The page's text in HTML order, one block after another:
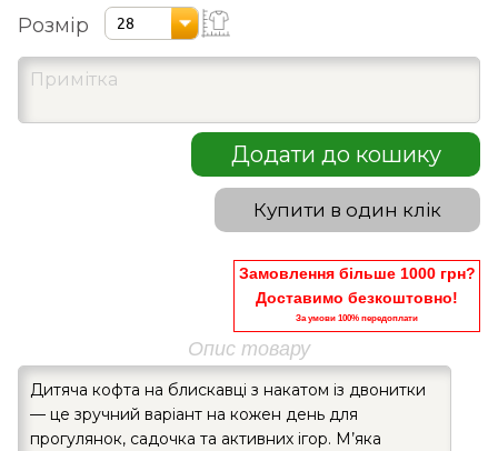
Розмір 28
Додати до кошику
Купити в один клік
Замовлення більше 1000 грн?
Доставимо безкоштовно!
За умови 100% передоплати
Опис товару
Дитяча кофта на блискавці з накатом із двонитки
— це зручний варіант на кожен день для
прогулянок, садочка та активних ігор. М’яка